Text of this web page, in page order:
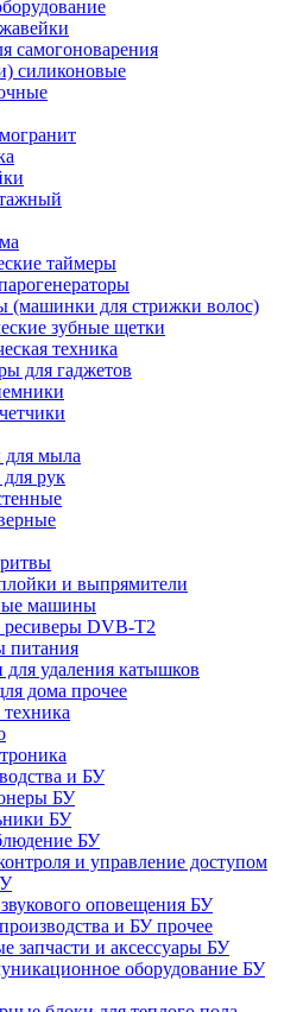
самогоноварения
силиконовые
таймеры
(машинки для стрижки волос)
зубные щетки
техника
для гаджетов
для мыла
рук
и выпрямители
машины
DVB-T2
питания
удаления катышков
дома прочее
и БУ
БУ
БУ
БУ
и управление доступом
оповещения БУ
и БУ прочее
запчасти и аксессуары БУ
оборудование БУ